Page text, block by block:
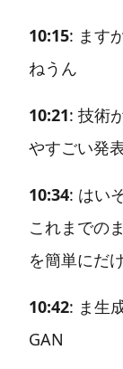
10:15: ます
ねうん
10:21: 技術
やすごい発
10:34: はい
これまでの
を簡単にだ
10:42: ま生
GAN